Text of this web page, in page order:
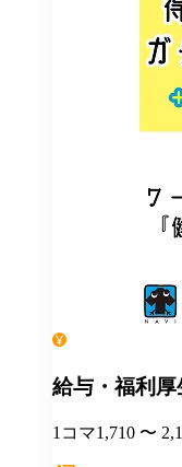
給与・福利厚
1コマ1,710 〜